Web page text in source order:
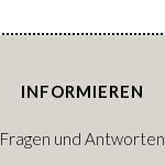
INFORMIEREN
Fragen und Antworten